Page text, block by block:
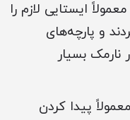
ایستایی لازم را
و پارچه‌های
نارمک بسیار
پیدا کردن